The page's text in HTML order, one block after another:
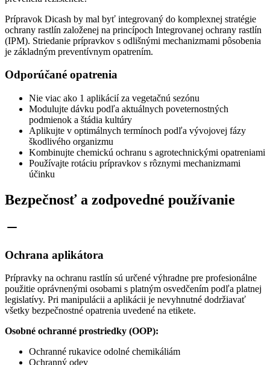
Prípravok Dicash by mal byť integrovaný do komplexnej stratégie
ochrany rastlín založenej na princípoch Integrovanej ochrany rastlín
(IPM). Striedanie prípravkov s odlišnými mechanizmami pôsobenia
je základným preventívnym opatrením.
Odporúčané opatrenia
Nie viac ako 1 aplikácií za vegetačnú sezónu
Modulujte dávku podľa aktuálnych poveternostných
podmienok a štádia kultúry
Aplikujte v optimálnych termínoch podľa vývojovej fázy
škodlivého organizmu
Kombinujte chemickú ochranu s agrotechnickými opatreniami
Používajte rotáciu prípravkov s rôznymi mechanizmami
účinku
Bezpečnosť a zodpovedné používanie
Ochrana aplikátora
Prípravky na ochranu rastlín sú určené výhradne pre profesionálne
použitie oprávnenými osobami s platným osvedčením podľa platnej
legislatívy. Pri manipulácii a aplikácii je nevyhnutné dodržiavať
všetky bezpečnostné opatrenia uvedené na etikete.
Osobné ochranné prostriedky (OOP):
Ochranné rukavice odolné chemikáliám
Ochranný odev